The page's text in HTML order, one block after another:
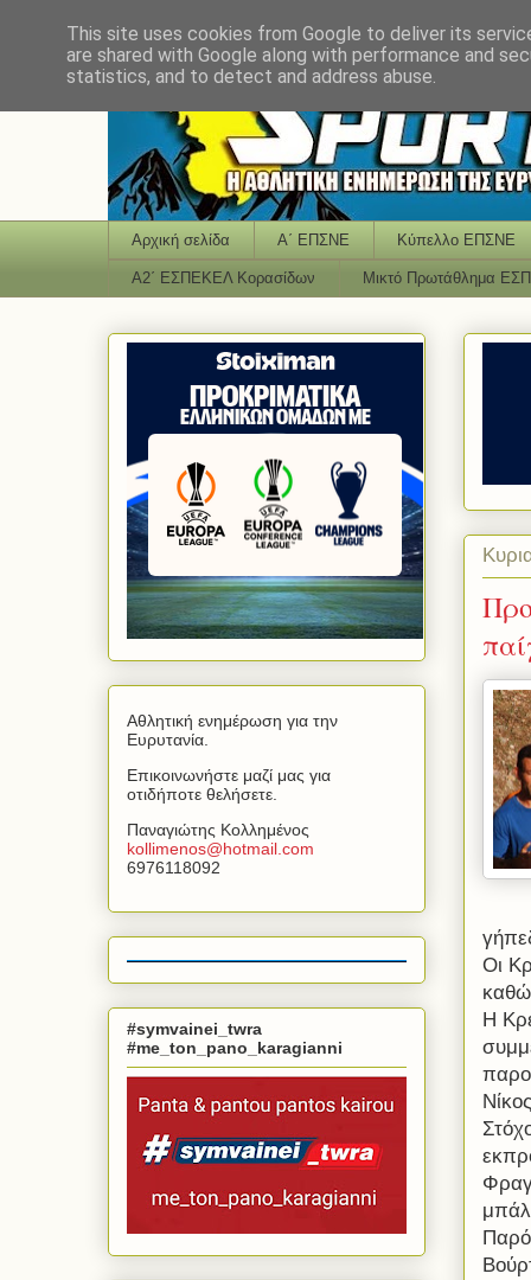
Αρχική σελίδα Α΄ ΕΠΣΝΕ Κύπελλο ΕΠΣΝΕ
Α2΄ ΕΣΠΕΚΕΛ Κορασίδων Μικτό Πρωτάθλημα
Οι
Η
Αθλητική ενημέρωση για την
Ευρυτανία.
Επικοινωνήστε μαζί μας για
οτιδήποτε θελήσετε.
Παναγιώτης Κολλημένος
kollimenos@hotmail com
6976118092
#symvainei_twra
#me_ton_pano_karagianni
This site uses cookies from Google to deliver its
are shared with Google along with performance and
statistics, and to detect and address abuse.